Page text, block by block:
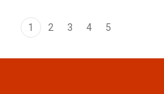
1 2 3 4 5